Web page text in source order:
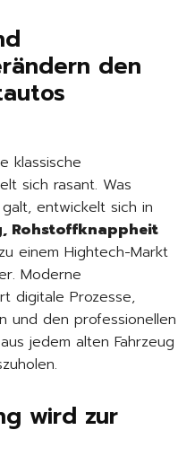
den
klassische
sich rasant. Was
entwickelt sich in
Rohstoffknappheit
zu einem Hightech-Markt
Moderne
digitale Prozesse,
und den professionellen
jedem alten Fahrzeug
wird zur